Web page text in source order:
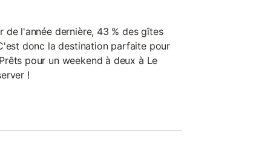
de l'année dernière, 43 % des gîtes
donc la destination parfaite pour
pour un weekend à deux à Le
!